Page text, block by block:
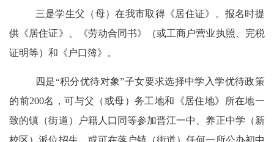
三是学生父（母）在我市取得《居住证》。报名时提
供《居住证》、《劳动合同书》（或工商户营业执照、完税
证明等）和《户口簿》。
四是“积分优待对象”子女要求选择中学入学优待政策
的前200名，可与父（或母）务工地和《居住地》所在地一
致的镇（街道）户籍人口同等参加晋江一中、养正中学（新
校区）派位招生，或可在落户镇（街道）任何一所公办初中